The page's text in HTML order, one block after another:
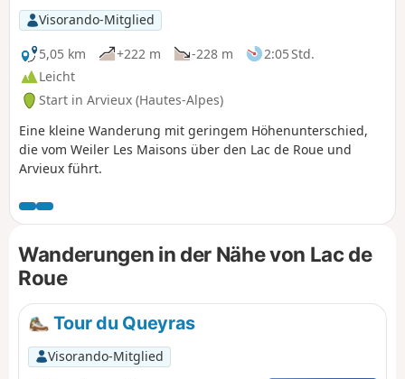
Visorando-Mitglied
5,05 km
+222 m -228 m
2:05 Std.
Leicht
Start in Arvieux (Hautes-Alpes)
Eine kleine Wanderung mit geringem Höhenunterschied,
die vom Weiler Les Maisons über den Lac de Roue und
Arvieux führt.
Wanderungen in der Nähe von Lac de
Roue
Tour du Queyras
Visorando-Mitglied